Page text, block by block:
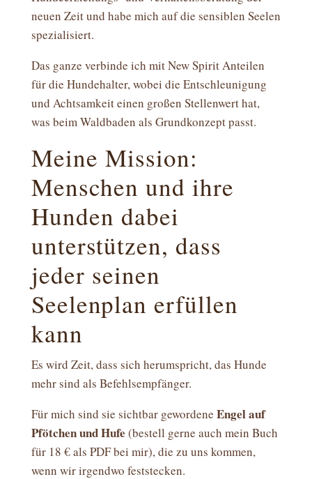
neuen Zeit und habe mich auf die sensiblen Seelen
spezialisiert.
Das ganze verbinde ich mit New Spirit Anteilen
für die Hundehalter, wobei die Entschleunigung
und Achtsamkeit einen großen Stellenwert hat,
was beim Waldbaden als Grundkonzept passt.
Meine Mission:
Menschen und ihre
Hunden dabei
unterstützen, dass
jeder seinen
Seelenplan erfüllen
kann
Es wird Zeit, dass sich herumspricht, das Hunde
mehr sind als Befehlsempfänger.
Für mich sind sie sichtbar gewordene Engel auf
Pfötchen und Hufe (bestell gerne auch mein Buch
für 18 € als PDF bei mir), die zu uns kommen,
wenn wir irgendwo feststecken.